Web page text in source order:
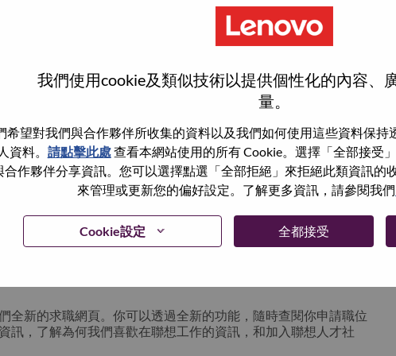
我們使用cookie及類似技術以提供個性化的內容、
量。
希望對我們與合作夥伴所收集的資料以及我們如何使用這些資料保持
資料。 請點擊此處查看本網站使用的所有 Cookie。選擇「全部接受
合作夥伴分享資訊。您可以選擇點選「全部拒絕」來拒絕此類資訊的
來管理或更新您的偏好設定。了解更多資訊，請參閱我們
Cookie設定 全都接受
請我們的職位，你可以選擇”忘記密碼”重新設定你的登入資料
立帳號。請連絡我們的人力資源部門hrsupport@lenovo.com請
login issue” 及在郵件中例明你遇到的問題和附上截圖。我們
全新的求職網頁。你可以透過全新的功能，隨時查閱你申請職位
訊，了解為何我們喜歡在聯想工作的資訊，和加入聯想人才社